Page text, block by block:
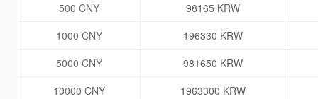
500 CNY
98165 KRW
1000 CNY
196330 KRW
5000 CNY
981650 KRW
10000 CNY
1963300 KRW